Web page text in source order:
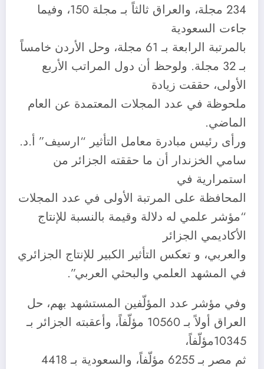
234 مجلة، والعراق ثالثاً بـ مجلة 150، وفيما
جاءت السعودية
بالمرتبة الرابعة بـ 61 مجلة، وحل الأردن خامساً
بـ 32 مجلة. ولوحظ أن دول المراتب الأربع
الأولى، حققت زيادة
ملحوظة في عدد المجلات المعتمدة عن العام
الماضي.
ورأى رئيس مبادرة معامل التأثير “ارسيف” أ.د.
سامي الخزندار أن ما حققته الجزائر من
استمرارية في
المحافظة على المرتبة الأولى في عدد المجلات
“مؤشر علمي له دلالة وقيمة بالنسبة للإنتاج
الأكاديمي الجزائر
والعربي، و تعكس التأثير الكبير للإنتاج الجزائري
في المشهد العلمي والبحثي العربي”.
وفي مؤشر عدد المؤلّفين المستشهد بهم، حل
العراق أولاً بـ 10560 مؤلّفاً، وأعقبته الجزائر بـ
10345مؤلّفاً،
ثم مصر بـ 6255 مؤلّفاً، والسعودية بـ 4418